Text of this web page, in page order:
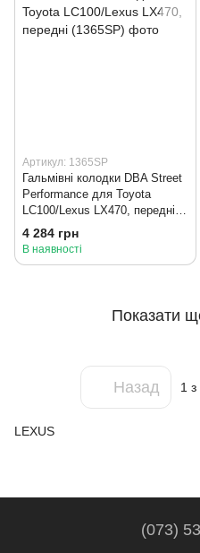
Артикул: 1365SP
Гальмівні колодки DBA Street
Performance для Toyota
LC100/Lexus LX470, передні
(1365SP)
4 284 грн
В наявності
Показати
Назад 1 з
LEXUS
(073)